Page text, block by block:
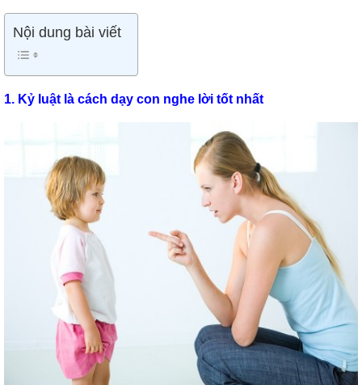
Nội dung bài viết
1. Kỷ luật là cách dạy con nghe lời tốt nhất